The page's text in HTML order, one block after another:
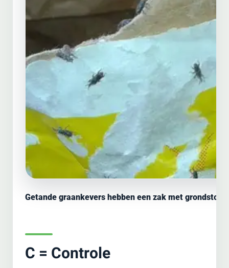
Getande graankevers hebben een zak met grondstof
C = Controle